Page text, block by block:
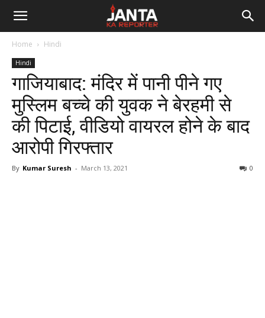
Janta
Reporter
Home Hindi
Hindi
गाजियाबाद: मंदिर में पानी पीने गए
मुस्लिम बच्चे की युवक ने बेरहमी से
की पिटाई, वीडियो वायरल होने के बाद
आरोपी गिरफ्तार
By Kumar Suresh - March 13, 2021 0